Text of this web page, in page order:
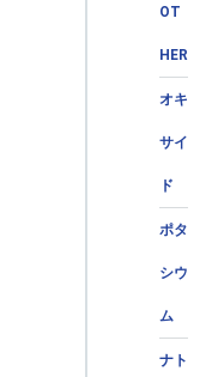
OT
HER
オキ
サイ
ド
ポタ
シウ
ム
ナト